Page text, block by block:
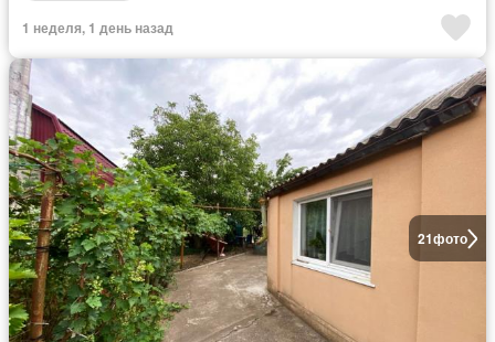
1 неделя, 1 день назад
21фото